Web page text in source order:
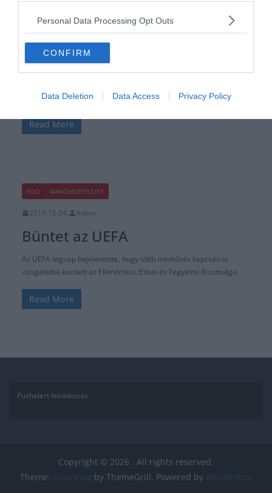
Personal Data Processing Opt Outs
CONFIRM
Data Deletion Data Access Privacy Policy
Tebas: “Remélhetőleg nem áll le
olyan sokáig a labdarúgás, mint
Kínában”
Javier Thebes, a La Liga elnöke Deportes Cuatro – nak nyilatkozott
folytathatják, mint ahogyan Kínában.
Read More
FOCI MANCHESTER CITY
2019.10.04. Adam
Büntet az UEFA
Az UEFA tegnap bejelentette, hogy több mérkőzés kapcsán is
vizsgalatba kezdett az Ellenőrzési, Etikai és Fegyelmi Bizottsága.
Read More
Pushalert leíratkozás
Copyright © 2026 . All rights reserved.
Theme: ColorMag by ThemeGrill. Powered by WordPress.